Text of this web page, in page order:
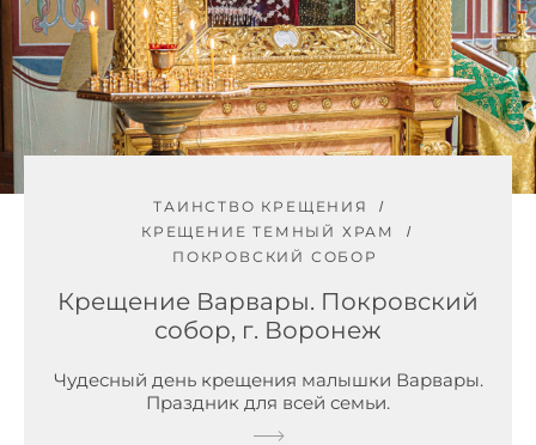
ТАИНСТВО КРЕЩЕНИЯ
КРЕЩЕНИЕ ТЕМНЫЙ ХРАМ
ПОКРОВСКИЙ СОБОР
Крещение Варвары. Покровский
собор, г. Воронеж
Чудесный день крещения малышки Варвары.
Праздник для всей семьи.